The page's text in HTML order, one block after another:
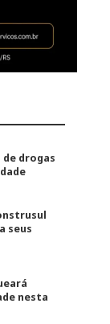
drogas
seus
nesta